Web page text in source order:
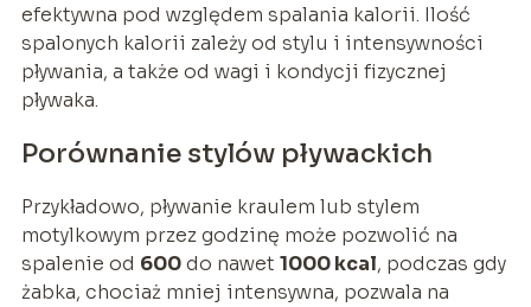
efektywna pod względem spalania kalorii. Ilość
spalonych kalorii zależy od stylu i intensywności
pływania, a także od wagi i kondycji fizycznej
pływaka.
Porównanie stylów pływackich
Przykładowo, pływanie kraulem lub stylem
motylkowym przez godzinę może pozwolić na
spalenie od 600do nawet 1000 kcal, podczas gdy
żabka, chociaż mniej intensywna, pozwala na